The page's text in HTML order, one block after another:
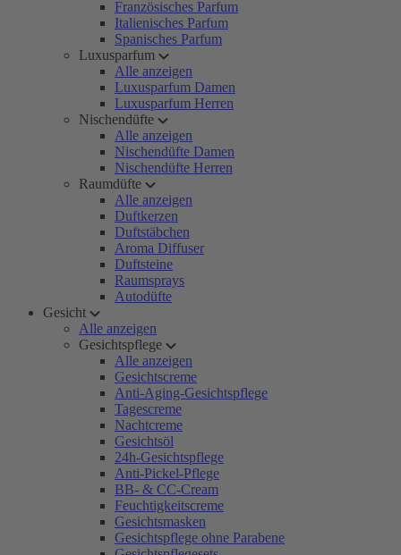
Französisches Parfum
Italienisches Parfum
Spanisches Parfum
Luxusparfum
Alle anzeigen
Luxusparfum Damen
Luxusparfum Herren
Nischendüfte
Alle anzeigen
Nischendüfte Damen
Nischendüfte Herren
Raumdüfte
Alle anzeigen
Duftkerzen
Duftstäbchen
Aroma Diffuser
Duftsteine
Raumsprays
Autodüfte
Gesicht
Alle anzeigen
Gesichtspflege
Alle anzeigen
Gesichtscreme
Anti-Aging-Gesichtspflege
Tagescreme
Nachtcreme
Gesichtsöl
24h-Gesichtspflege
Anti-Pickel-Pflege
BB- & CC-Cream
Feuchtigkeitscreme
Gesichtsmasken
Gesichtspflege ohne Parabene